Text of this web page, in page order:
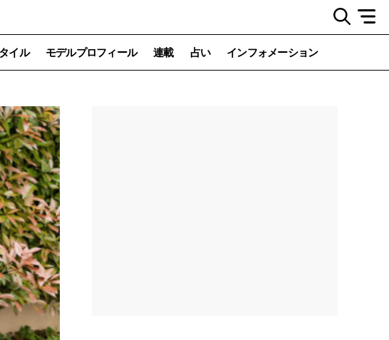
イル モデルプロフィール 連載 占い インフォメーション